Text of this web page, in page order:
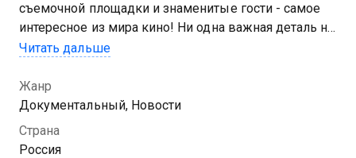
съемочной площадки и знаменитые гости - самое
интересное из мира кино! Ни одна важная деталь не
окажется за кадром.
Посмотреть онлайн 8 сезон сериала Кино в деталях
вы можете совершенно бесплатно в хорошем HD
качестве на Казахтелеком
Читать дальше
Жанр
Документальный, Новости
Страна
Россия